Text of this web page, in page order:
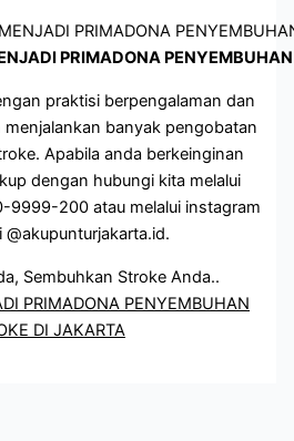
PRIMADONA
praktisi berpengalaman dan
menjalankan banyak pengobatan
Apabila anda berkeinginan
dengan hubungi kita melalui
9999-200 atau melalui instagram
@akupunturjakarta.id.
Sembuhkan Stroke Anda..
PRIMADONA PENYEMBUHAN
DI JAKARTA